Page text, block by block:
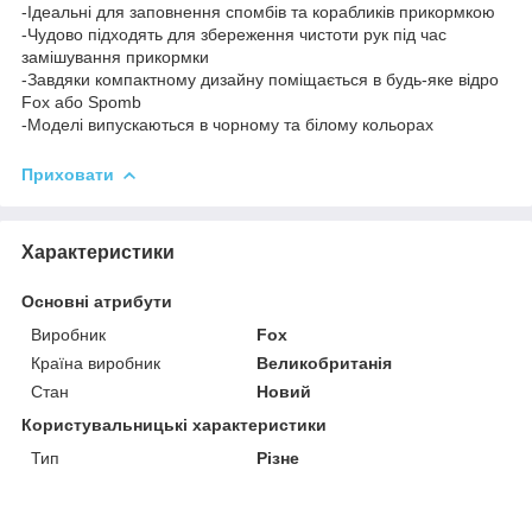
-Ідеальні для заповнення спомбів та корабликів прикормкою
-Чудово підходять для збереження чистоти рук під час
замішування прикормки
-Завдяки компактному дизайну поміщається в будь-яке відро
Fox або Spomb
-Моделі випускаються в чорному та білому кольорах
Приховати
Характеристики
Основні атрибути
Виробник
Fox
Країна виробник
Великобританія
Стан
Новий
Користувальницькі характеристики
Тип
Різне